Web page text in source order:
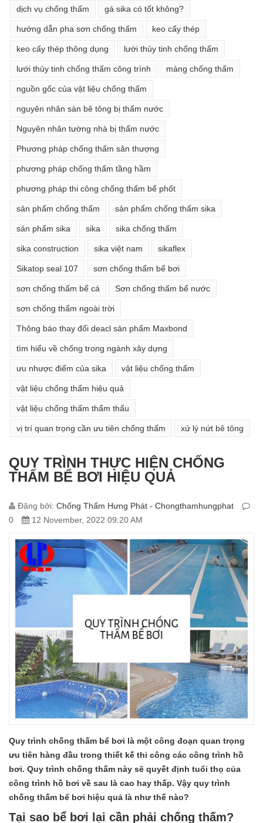
dịch vụ chống thấm gá sika có tốt không?
hướng dẫn pha sơn chống thấm keo cấy thép
keo cấy thép thông dụng lưới thủy tinh chống thấm
lưới thủy tinh chống thấm công trình màng chống thấm
nguồn gốc của vật liệu chống thấm
nguyên nhân sàn bê tông bị thấm nước
Nguyên nhân tường nhà bị thấm nước
Phương pháp chống thấm sân thượng
phương pháp chống thấm tầng hầm
phương pháp thi công chống thấm bể phốt
sản phẩm chống thấm sản phẩm chống thấm sika
sản phẩm sika sika sika chống thấm
sika construction sika việt nam sikaflex
Sikatop seal 107 sơn chống thấm bể bơi
sơn chống thấm bể cá Sơn chống thấm bể nước
sơn chống thấm ngoài trời
Thông báo thay đổi deacl sản phẩm Maxbond
tìm hiểu về chống trong ngành xây dựng
ưu nhược điểm của sika vật liệu chống thấm
vật liệu chống thấm hiệu quả
vật liệu chống thấm thẩm thấu
vị trí quan trọng cần ưu tiên chống thấm xử lý nứt bê tông
QUY TRÌNH THỰC HIỆN CHỐNG
THẤM BỂ BƠI HIỆU QUẢ
Đăng bởi: Chống Thấm Hưng Phát - Chongthamhungphat
0
12 November, 2022 09:20 AM
Quy trình chống thấm bể bơi là một công đoạn quan trọng
ưu tiên hàng đầu trong thiết kế thi công các công trình hồ
bơi. Quy trình chống thấm này sẽ quyết định tuổi thọ của
công trình hồ bơi về sau là cao hay thấp. Vậy quy trình
chống thấm bể bơi hiệu quả là như thế nào?
Tại sao bể bơi lại cần phải chống thấm?